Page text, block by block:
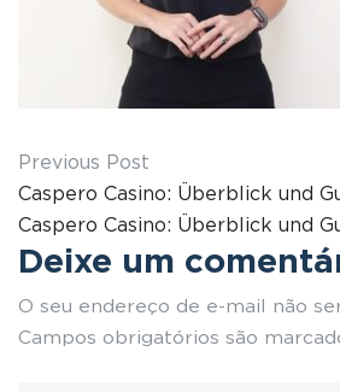
Previous Post
Caspero Casino: Überblick und
Caspero Casino: Überblick und
Deixe um
O seu endereço de e-mail não
Campos obrigatórios são